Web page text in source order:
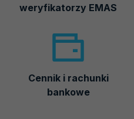
weryfikatorzy EMAS
Cennik i rachunki
bankowe